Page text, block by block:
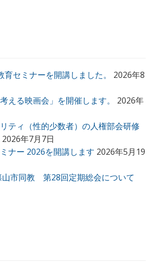
セミナーを開講しました。
2026年8
える映画会」を開催します。
2026年
ティ（性的少数者）の人権部会研修
2026年7月7日
ナー 2026を開講します 2026年5月19
市同教 第28回定期総会について